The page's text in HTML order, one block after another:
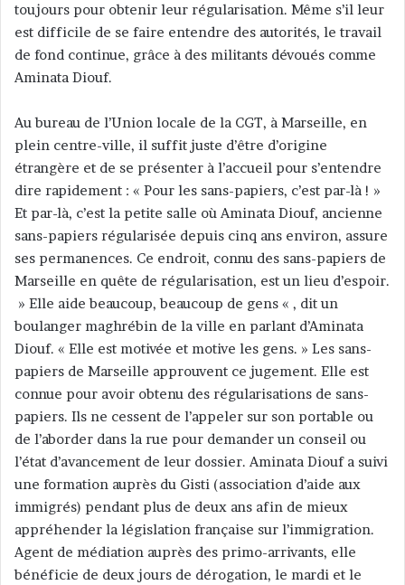
y
e
r
u
c
o
u
r
toujours pour obtenir leur régularisation. Même s’il leur
est difficile de se faire entendre des autorités, le travail
de fond continue, grâce à des militants dévoués comme
Aminata Diouf.
Au bureau de l’Union locale de la CGT, à Marseille, en
plein centre-ville, il suffit juste d’être d’origine
étrangère et de se présenter à l’accueil pour s’entendre
dire rapidement : « Pour les sans-papiers, c’est par-là ! »
Et par-là, c’est la petite salle où Aminata Diouf, ancienne
sans-papiers régularisée depuis cinq ans environ, assure
ses permanences. Ce endroit, connu des sans-papiers de
Marseille en quête de régularisation, est un lieu d’espoir.
» Elle aide beaucoup, beaucoup de gens « , dit un
boulanger maghrébin de la ville en parlant d’Aminata
Diouf. « Elle est motivée et motive les gens. » Les sans-
papiers de Marseille approuvent ce jugement. Elle est
connue pour avoir obtenu des régularisations de sans-
papiers. Ils ne cessent de l’appeler sur son portable ou
de l’aborder dans la rue pour demander un conseil ou
l’état d’avancement de leur dossier. Aminata Diouf a suivi
une formation auprès du Gisti (association d’aide aux
immigrés) pendant plus de deux ans afin de mieux
appréhender la législation française sur l’immigration.
Agent de médiation auprès des primo-arrivants, elle
bénéficie de deux jours de dérogation, le mardi et le